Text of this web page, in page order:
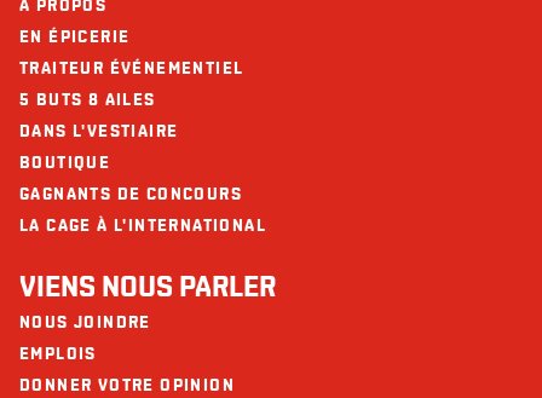
À PROPOS
EN ÉPICERIE
TRAITEUR ÉVÉNEMENTIEL
5 BUTS 8 AILES
DANS L'VESTIAIRE
BOUTIQUE
GAGNANTS DE CONCOURS
LA CAGE À L'INTERNATIONAL
VIENS NOUS PARLER
NOUS JOINDRE
EMPLOIS
DONNER VOTRE OPINION